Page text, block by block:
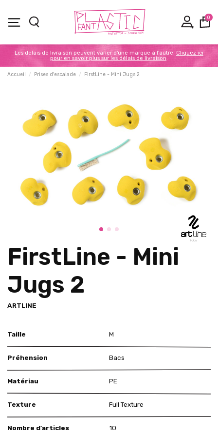
0
Les délais de livraison peuvent varier d'une marque à l'autre. Cliquez ici
pour en savoir plus sur les délais de livraison.
Accueil Prises d'escalade FirstLine - Mini Jugs 2
FirstLine - Mini
Jugs 2
ARTLINE
Taille M
Préhension Bacs
Matériau PE
Texture Full Texture
Nombre d'articles 10